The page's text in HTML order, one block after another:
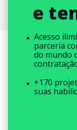
e
Acesso
parceria
do mundo
+170
suas